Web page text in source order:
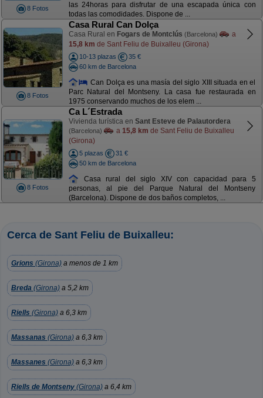
8 Fotos
las 24horas para disfrutar de una escapada única con
todas las comodidades. Dispone de ...
8 Fotos
Casa Rural Can Dolça
Casa Rural en Fogars de Montclús (Barcelona)
a
15,8 km de Sant Feliu de Buixalleu (Girona)
10-13 plazas
35 €
60 km de Barcelona
Can Dolça es una masía del siglo XIII situada en el
Parc Natural del Montseny. La casa fue restaurada en
1975 conservando muchos de los elem ...
8 Fotos
Ca L´Estrada
Vivienda turística en Sant Esteve de Palautordera
(Barcelona) a 15,8 km de Sant Feliu de Buixalleu
(Girona)
5 plazas
31 €
50 km de Barcelona
Casa rural del siglo XIV con capacidad para 5
personas, al pie del Parque Natural del Montseny
(Barcelona). Dispone de dos baños completos, ...
Cerca de Sant Feliu de Buixalleu:
Grions (Girona) a menos de 1 km
Breda (Girona) a 5,2 km
Riells (Girona) a 6,3 km
Massanas (Girona) a 6,3 km
Massanes (Girona) a 6,3 km
Riells de Montseny (Girona) a 6,4 km